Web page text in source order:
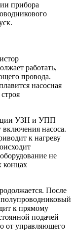
прибора
работать,
провода.
насосная
УЗН и УПП
включения насоса.
к нагреву
не
концах
После
полупроводниковый
к прямому
подачей
от управляющего